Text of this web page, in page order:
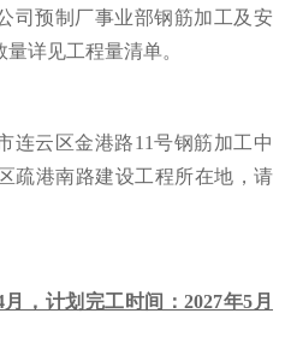
司预制厂事业部钢筋加工及安
量详见工程量清单。
连云区金港路11号钢筋加工中
疏港南路建设工程所在地，请
月，计划完工时间：2027年5月